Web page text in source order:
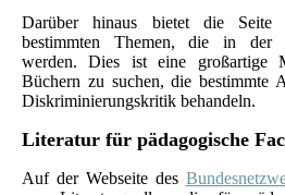
Darüber hinaus bietet die Seite
bestimmten Themen, die in der
werden. Dies ist eine großartige
Büchern zu suchen, die bestimmte
Diskriminierungskritik behandeln.
Literatur für pädagogische
Auf der Webseite des